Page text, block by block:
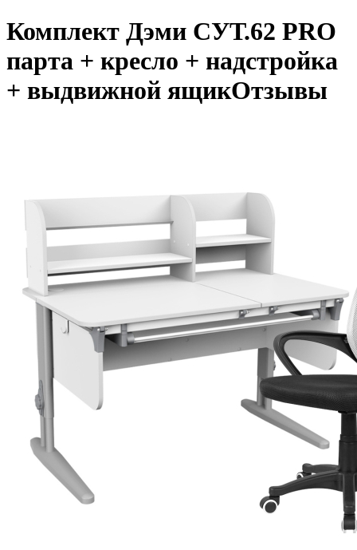
Комплект Дэми СУТ.62 PRO
парта + кресло + надстройка
+ выдвижной ящикОтзывы